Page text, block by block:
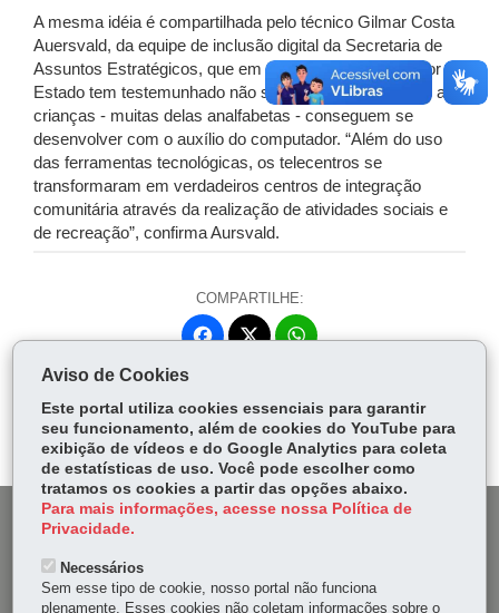
A mesma idéia é compartilhada pelo técnico Gilmar Costa
Auersvald, da equipe de inclusão digital da Secretaria de
Assuntos Estratégicos, que em suas visitas pelo interior do
Estado tem testemunhado não só a facilidade com que as
crianças - muitas delas analfabetas - conseguem se
desenvolver com o auxílio do computador. “Além do uso
das ferramentas tecnológicas, os telecentros se
transformaram em verdadeiros centros de integração
comunitária através da realização de atividades sociais e
de recreação”, confirma Aursvald.
COMPARTILHE:
Fa
ok
itt
er
W
Ap
p
DENUNCIE CORRUPÇÃO
OUVIDORIA
Aviso de Cookies
Este portal utiliza cookies essenciais para garantir
seu funcionamento, além de cookies do YouTube para
exibição de vídeos e do Google Analytics para coleta
de estatísticas de uso. Você pode escolher como
tratamos os cookies a partir das opções abaixo.
Para mais informações, acesse nossa Política de
Privacidade.
Necessários
Sem esse tipo de cookie, nosso portal não funciona
plenamente. Esses cookies não coletam informações sobre o